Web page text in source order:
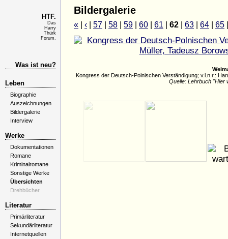
HTF.
Das
Harry
Thürk
Forum.
Was ist neu?
Leben
Biographie
Auszeichnungen
Bildergalerie
Interview
Werke
Dokumentationen
Romane
Kriminalromane
Sonstige Werke
Übersichten
Drehbücher
Literatur
Primärliteratur
Sekundärliteratur
Internetquellen
Bildergalerie
« ‹ 57 58 59 60 61 62 63 64 65
Kongress der Deutsch-Polnischen Verständigung; v.l.n.r.:
Quelle: Lehrbuch "Hier